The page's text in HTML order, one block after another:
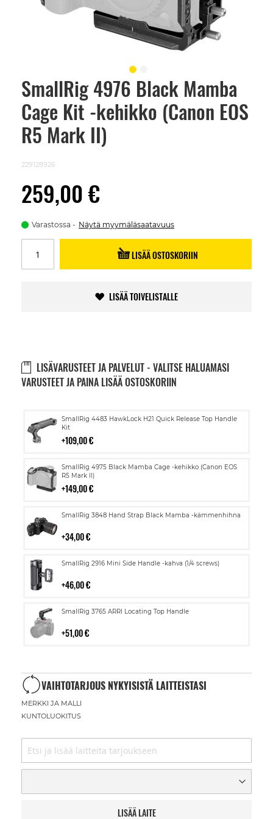
SmallRig 4976 Black Mamba
Cage Kit -kehikko (Canon EOS
R5 Mark II)
229128926
259,00 €
Varastossa Näytä myymäläsaatavuus
LISÄÄ OSTOSKORIIN
LISÄÄ TOIVELISTALLE
LISÄVARUSTEET JA PALVELUT - VALITSE HALUAMASI
VARUSTEET JA PAINA LISÄÄ OSTOSKORIIN
SmallRig 4483 HawkLock H21 Quick Release Top Handle
Kit
109,00 €
Lisää
ostoskoriin
SmallRig 4975 Black Mamba Cage -kehikko (Canon EOS
R5 Mark II)
149,00 €
Lisää
ostoskoriin
SmallRig 3848 Hand Strap Black Mamba -kämmenhihna
34,00 €
Lisää
SmallRig 2916 Mini Side Handle -kahva (1/4 screws)
46,00 €
Lisää
SmallRig 3765 ARRI Locating Top Handle
51,00 €
Lisää
VAIHTOTARJOUS NYKYISISTÄ LAITTEISTASI
MERKKI JA MALLI
KUNTOLUOKITUS
LISÄÄ LAITE
Skip
beginning
images